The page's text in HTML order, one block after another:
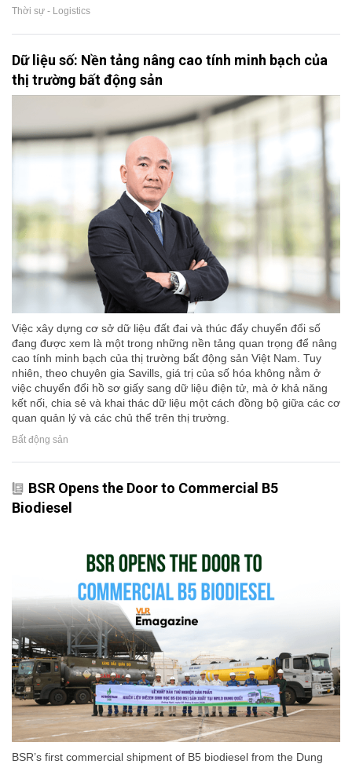
Thời sự - Logistics
Dữ liệu số: Nền tảng nâng cao tính minh bạch của
thị trường bất động sản
Việc xây dựng cơ sở dữ liệu đất đai và thúc đẩy chuyển đổi số
đang được xem là một trong những nền tảng quan trọng để nâng
cao tính minh bạch của thị trường bất động sản Việt Nam. Tuy
nhiên, theo chuyên gia Savills, giá trị của số hóa không nằm ở
việc chuyển đổi hồ sơ giấy sang dữ liệu điện tử, mà ở khả năng
kết nối, chia sẻ và khai thác dữ liệu một cách đồng bộ giữa các cơ
quan quản lý và các chủ thể trên thị trường.
Bất động sản
BSR Opens the Door to Commercial B5
Biodiesel
BSR’s first commercial shipment of B5 biodiesel from the Dung